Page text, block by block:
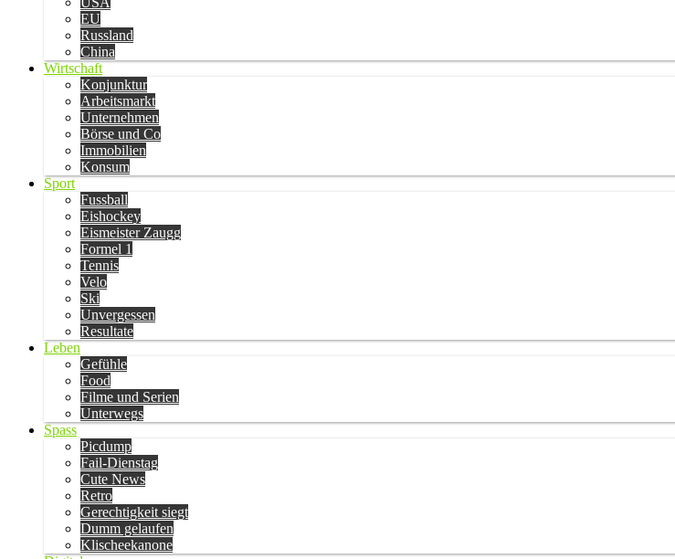
EU
Russland
China
Wirtschaft
Konjunktur
Arbeitsmarkt
Unternehmen
Börse und Co
Immobilien
Konsum
Sport
Fussball
Eishockey
Eismeister Zaugg
Formel 1
Tennis
Velo
Ski
Unvergessen
Resultate
Leben
Gefühle
Food
Filme und Serien
Unterwegs
Spass
Picdump
Fail-Dienstag
Cute News
Retro
Gerechtigkeit siegt
Dumm gelaufen
Klischeekanone